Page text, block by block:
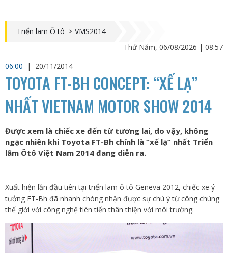
Triển lãm Ô tô > VMS2014
Thứ Năm, 06/08/2026 | 08:57
06:00
| 20/11/2014
TOYOTA FT-BH CONCEPT: “XẾ LẠ”
NHẤT VIETNAM MOTOR SHOW 2014
Được xem là chiếc xe đến từ tương lai, do vậy, không
ngạc nhiên khi Toyota FT-Bh chính là “xế lạ” nhất Triển
lãm Ôtô Việt Nam 2014 đang diễn ra.
Xuất hiện lần đầu tiên tại triển lãm ô tô Geneva 2012, chiếc xe ý
tưởng FT-Bh đã nhanh chóng nhận được sự chú ý từ công chúng
thế giới với công nghệ tiên tiến thân thiện với môi trường.